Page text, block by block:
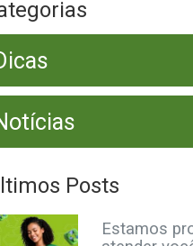
Posts
Estamos